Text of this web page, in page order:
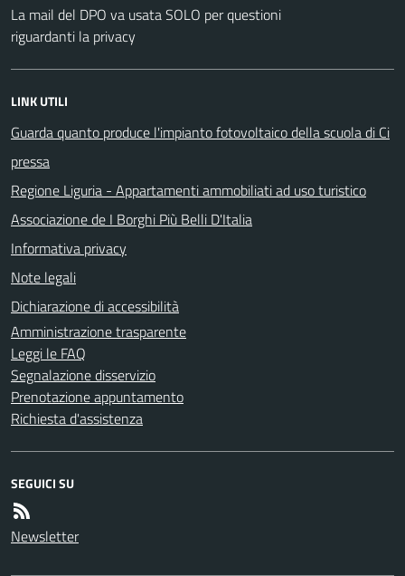
La mail del DPO va usata SOLO per questioni
riguardanti la privacy
LINK UTILI
Guarda quanto produce l'impianto fotovoltaico della scuola di Ci
pressa
Regione Liguria - Appartamenti ammobiliati ad uso turistico
Associazione de I Borghi Più Belli D'Italia
Informativa privacy
Note legali
Dichiarazione di accessibilità
Amministrazione trasparente
Leggi le FAQ
Segnalazione disservizio
Prenotazione appuntamento
Richiesta d'assistenza
SEGUICI SU
Newsletter